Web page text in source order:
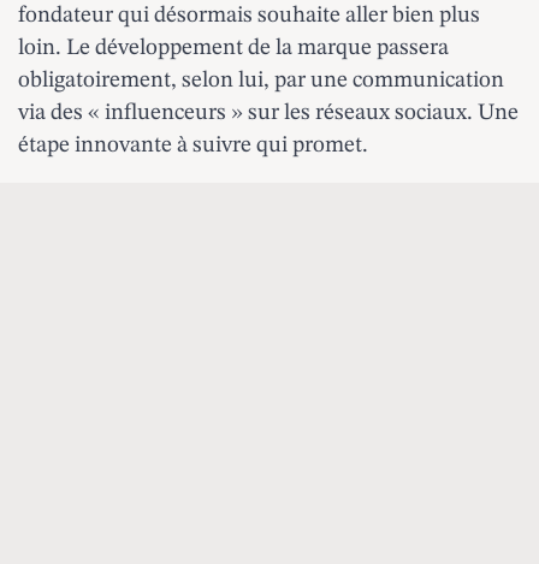
fondateur qui désormais souhaite aller bien plus
loin. Le développement de la marque passera
obligatoirement, selon lui, par une communication
via des « influenceurs » sur les réseaux sociaux. Une
étape innovante à suivre qui promet.